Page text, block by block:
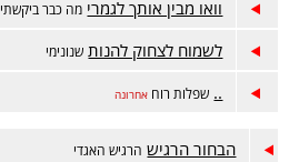
וואו מבין אותך לגמרי מה כבר ביקשתי
לשמוח לצחוק להנות שנונימי
.. שפלות רוח אחרונה
הבחור הרגיש הרגיש האגדי